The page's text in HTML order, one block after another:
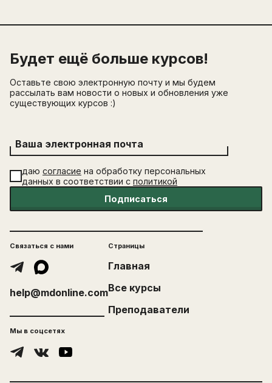
Будет ещё больше курсов!
Оставьте свою электронную почту и мы будем
рассылать вам новости о новых и обновления уже
существующих курсов :)
Ваша электронная почта
даю согласие на обработку персональных
данных в соответствии с политикой
Подписаться
Связаться с нами
help@mdonline.com
Страницы
Главная
Все курсы
Преподаватели
Мы в соцсетях